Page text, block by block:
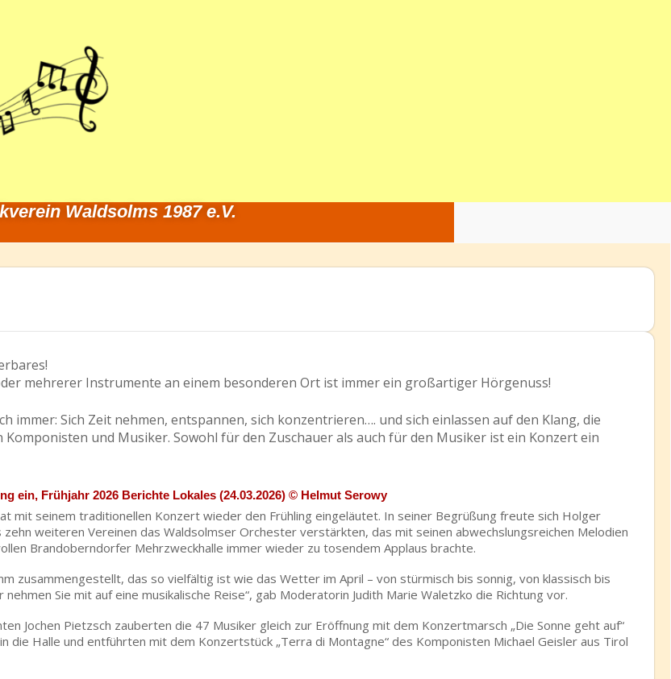
Waldsolms 1987 e.V.
mehrerer Instrumente an einem besonderen Ort ist immer ein großartiger Hörgenuss!
immer: Sich Zeit nehmen, entspannen, sich konzentrieren…. und sich einlassen auf den Klang, die
Komponisten und Musiker. Sowohl für den Zuschauer als auch für den Musiker ist ein Konzert ein
ein, Frühjahr 2026 Berichte Lokales (24.03.2026) © Helmut Serowy
mit seinem traditionellen Konzert wieder den Frühling eingeläutet. In seiner Begrüßung freute sich Holger
zehn weiteren Vereinen das Waldsolmser Orchester verstärkten, das mit seinen abwechslungsreichen Melodien
Brandoberndorfer Mehrzweckhalle immer wieder zu tosendem Applaus brachte.
zusammengestellt, das so vielfältig ist wie das Wetter im April – von stürmisch bis sonnig, von klassisch bis
nehmen Sie mit auf eine musikalische Reise“, gab Moderatorin Judith Marie Waletzko die Richtung vor.
Jochen Pietzsch zauberten die 47 Musiker gleich zur Eröffnung mit dem Konzertmarsch „Die Sonne geht auf“
die Halle und entführten mit dem Konzertstück „Terra di Montagne“ des Komponisten Michael Geisler aus Tirol